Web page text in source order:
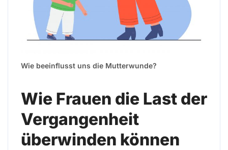
Wie beeinflusst uns die Mutterwunde?
Wie Frauen die Last der
Vergangenheit
überwinden können